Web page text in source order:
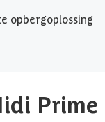
opbergoplossing
Prime